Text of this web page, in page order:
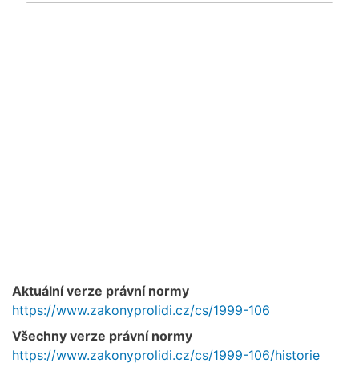
Aktuální verze právní normy
https://www.zakonyprolidi.cz/cs/1999-106
Všechny verze právní normy
https://www.zakonyprolidi.cz/cs/1999-106/historie